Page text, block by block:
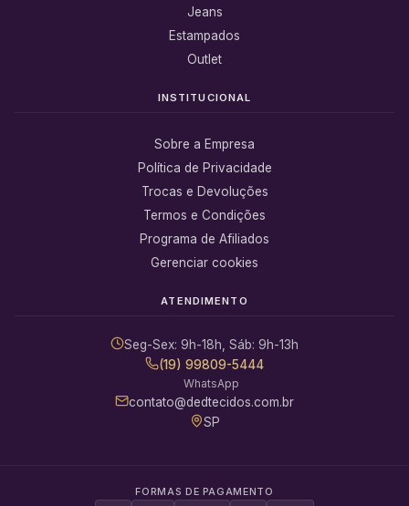
Jeans
Estampados
Outlet
INSTITUCIONAL
Sobre a Empresa
Política de Privacidade
Trocas e Devoluções
Termos e Condições
Programa de Afiliados
Gerenciar cookies
ATENDIMENTO
Seg-Sex: 9h-18h, Sáb: 9h-13h
(19) 99809-5444
WhatsApp
contato@dedtecidos.com.br
SP
FORMAS DE PAGAMENTO